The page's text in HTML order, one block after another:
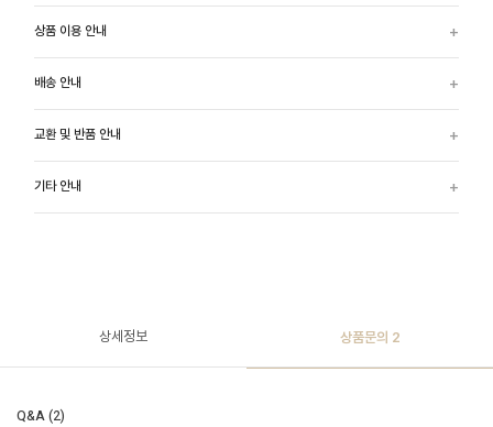
상품 이용 안내
배송 안내
교환 및 반품 안내
기타 안내
상세정보 상품문의 2
Q&A (2)